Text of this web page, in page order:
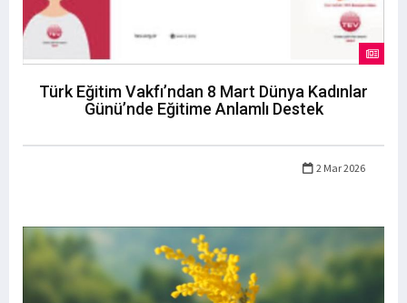
Türk Eğitim Vakfı’ndan 8 Mart Dünya Kadınlar
Günü’nde Eğitime Anlamlı Destek
2 Mar 2026